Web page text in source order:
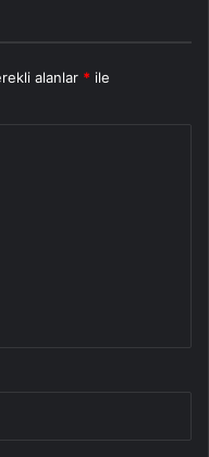
alanlar * ile